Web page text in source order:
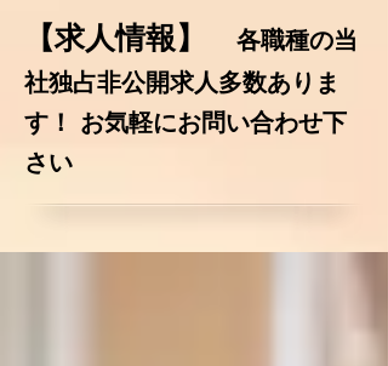
【求人情報】
各職種の当
社独占非公開求人多数ありま
す！ お気軽にお問い合わせ下
さい